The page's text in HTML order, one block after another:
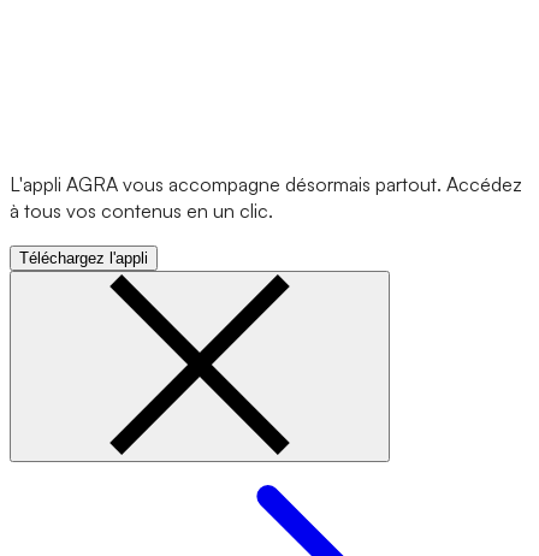
L'appli AGRA vous accompagne désormais partout. Accédez
à tous vos contenus en un clic.
Téléchargez l'appli